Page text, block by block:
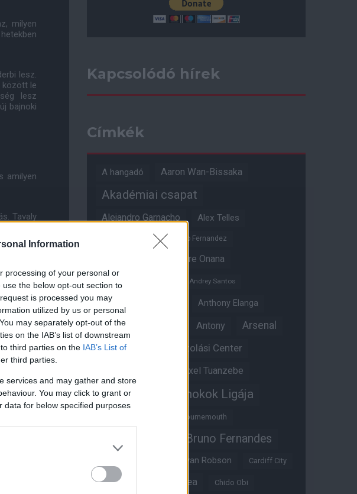
Information
processing of your personal or
the below opt-out section to
is processed you may
utilized by us or personal
may separately opt-out of the
on the IAB’s list of downstream
third parties on the IAB’s List of
third parties.
services and may gather and store
You may click to grant or
data for below specified purposes
milyen
lesz.
között le
lesz
bajnoki
amilyen
Tavaly
- és
Ez egy
és a
voltam,
klub
és az
Kapcsolódó hírek
Címkék
A hangadó Aaron Wan-Bissaka
Akadémiai csapat
Alejandro Garnacho Alex Telles
Alvaro Fernandez
Andre Onana
Andreas Pereira
Andrey Santos
Angol válogatott Anthony Elanga
Anthony Martial Antony Arsenal
Aston Villa Átigazolási Center
Axel Tuanzebe
Ayden Heaven Bajnokok Ligája
Bournemouth
Bruno Fernandes
Bryan Robson Cardiff City
Casemiro Chelsea Chido Obi